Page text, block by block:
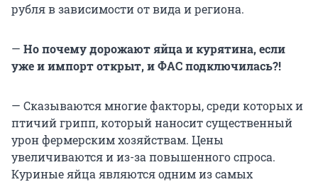
рубля в зависимости от вида и региона.
— Но почему дорожают яйца и курятина, если
уже и импорт открыт, и ФАС подключилась?!
— Сказываются многие факторы, среди которых и
птичий грипп, который наносит существенный
урон фермерским хозяйствам. Цены
увеличиваются и из-за повышенного спроса.
Куриные яйца являются одним из самых